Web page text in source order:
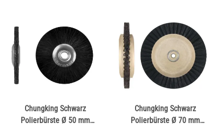
Chungking Schwarz
Polierbürste Ø 50 mm
Chungking Schwarz
Polierbürste Ø 70 mm